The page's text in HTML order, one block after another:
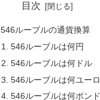
目次
546ルーブルの通貨換算
546ルーブルは何円
546ルーブルは何ドル
546ルーブルは何ユーロ
546ルーブルは何ポンド